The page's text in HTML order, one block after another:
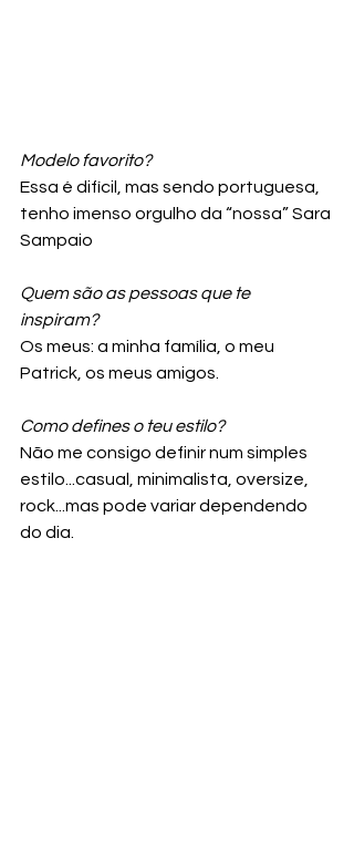
Modelo favorito?
Essa é difícil, mas sendo portuguesa,
tenho imenso orgulho da “nossa” Sara
Sampaio
Quem são as pessoas que te
inspiram?
Os meus: a minha família, o meu
Patrick, os meus amigos.
Como defines o teu estilo?
Não me consigo definir num simples
estilo...casual, minimalista, oversize,
rock...mas pode variar dependendo
do dia.